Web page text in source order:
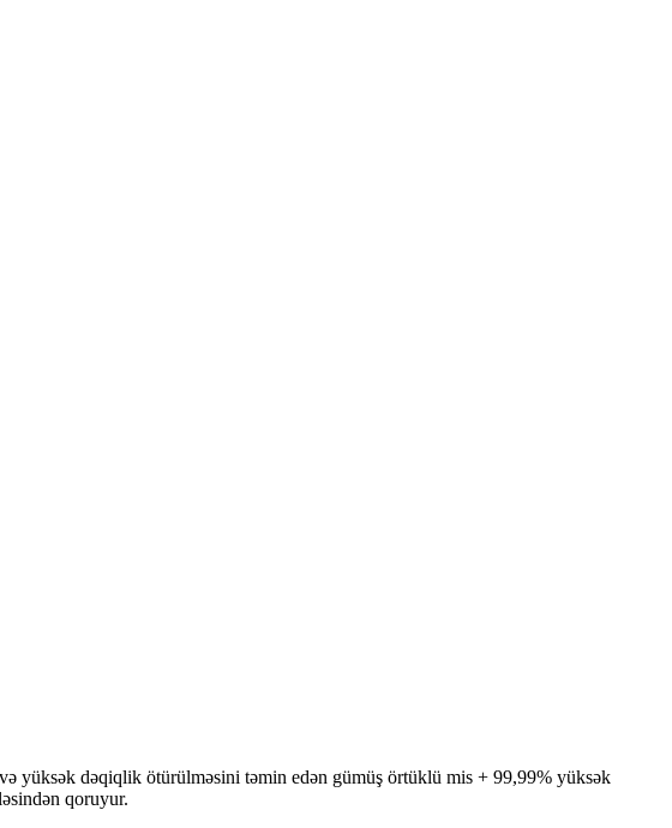
yüksək dəqiqlik ötürülməsini təmin edən gümüş örtüklü mis + 99,99% yüksək
qoruyur.